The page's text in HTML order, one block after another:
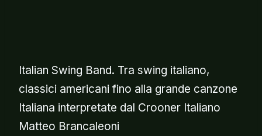
Italian Swing Band. Tra swing italiano,
classici americani fino alla grande canzone
Italiana interpretate dal Crooner Italiano
Matteo Brancaleoni